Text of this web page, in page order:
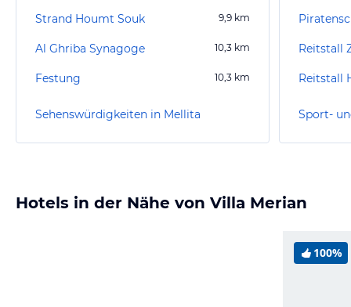
Strand Houmt Souk 9,9 km
Al Ghriba Synagoge 10,3 km
Festung 10,3 km
Sehenswürdigkeiten in Mellita
Reitstall
Reitstall
Sport-
Hotels in der Nähe von Villa Merian
100%